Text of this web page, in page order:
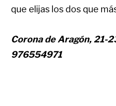
que elijas los dos que
Corona de Aragón, 21-
976554971